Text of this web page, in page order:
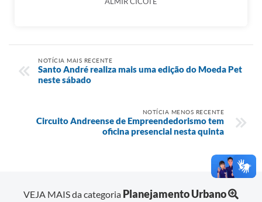
NOTÍCIA MAIS RECENTE
Santo André realiza mais uma edição do Moeda Pet
neste sábado
NOTÍCIA MENOS RECENTE
Circuito Andreense de Empreendedorismo tem
oficina presencial nesta quinta
VEJA MAIS da categoria Planejamento Urbano